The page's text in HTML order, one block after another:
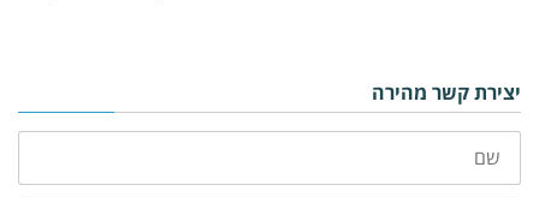
יצירת קשר מהירה
שם